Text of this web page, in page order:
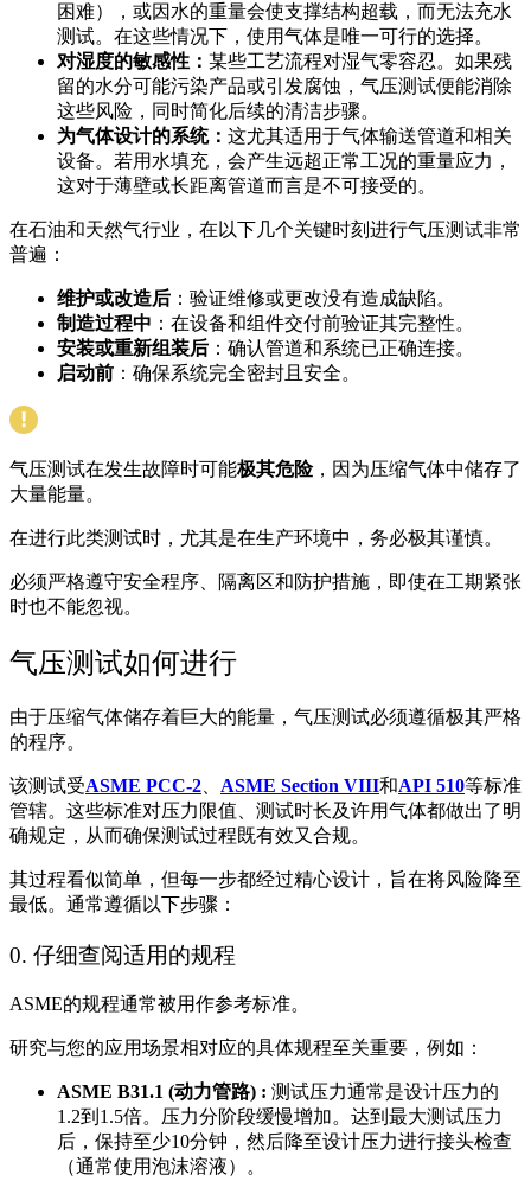
困难），或因水的重量会使支撑结构超载，而无法充水
测试。在这些情况下，使用气体是唯一可行的选择。
对湿度的敏感性： 某些工艺流程对湿气零容忍。如果残
留的水分可能污染产品或引发腐蚀，气压测试便能消除
这些风险，同时简化后续的清洁步骤。
为气体设计的系统： 这尤其适用于气体输送管道和相关
设备。若用水填充，会产生远超正常工况的重量应力，
这对于薄壁或长距离管道而言是不可接受的。
在石油和天然气行业，在以下几个关键时刻进行气压测试非常
普遍：
维护或改造后 ：验证维修或更改没有造成缺陷。
制造过程中 ：在设备和组件交付前验证其完整性。
安装或重新组装后 ：确认管道和系统已正确连接。
启动前 ：确保系统完全密封且安全。
气压测试在发生故障时可能极其危险，因为压缩气体中储存了
大量能量。
在进行此类测试时，尤其是在生产环境中，务必极其谨慎。
必须严格遵守安全程序、隔离区和防护措施，即使在工期紧张
时也不能忽视。
气压测试如何进行
由于压缩气体储存着巨大的能量，气压测试必须遵循极其严格
的程序。
该测试受ASME PCC-2 ASME Section VIII和API 510等标准
管辖。这些标准对压力限值、测试时长及许用气体都做出了明
确规定，从而确保测试过程既有效又合规。
其过程看似简单，但每一步都经过精心设计，旨在将风险降至
最低。通常遵循以下步骤：
0. 仔细查阅适用的规程
ASME的规程通常被用作参考标准。
研究与您的应用场景相对应的具体规程至关重要，例如：
ASME B31.1 (动力管路) : 测试压力通常是设计压力的
1.2到1.5倍。压力分阶段缓慢增加。达到最大测试压力
后，保持至少10分钟，然后降至设计压力进行接头检查
（通常使用泡沫溶液）。